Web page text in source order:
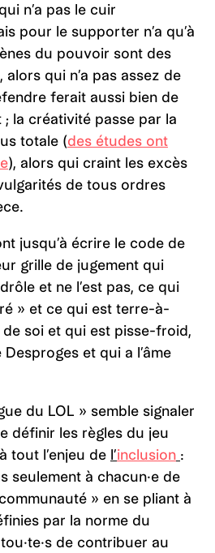
n’a pas le cuir
pour le supporter n’a qu’à
du pouvoir sont des
qui n’a pas assez de
ferait aussi bien de
; la créativité passe par la
totale (des études ont
), alors qui craint les excès
de tous ordres
jusqu’à écrire le code de
grille de jugement qui
et ne l’est pas, ce qui
» et ce qui est terre-à-
soi et qui est pisse-froid,
et qui a l’âme
du LOL » semble signaler
définir les règles du jeu
tout l’enjeu de l’inclusion :
seulement à chacun·e de
» en se pliant à
par la norme du
de contribuer au